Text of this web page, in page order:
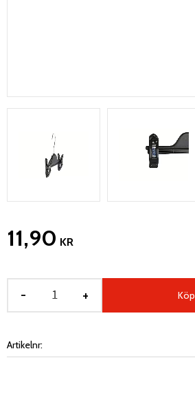
11,90 KR
+
- Köp
Artikelnr